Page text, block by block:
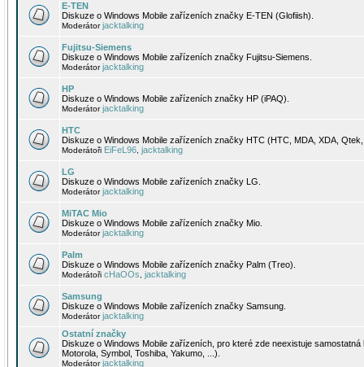
E-TEN
Diskuze o Windows Mobile zařízeních značky E-TEN (Glofiish).
Moderátorjacktalking
Fujitsu-Siemens
Diskuze o Windows Mobile zařízeních značky Fujitsu-Siemens.
Moderátorjacktalking
HP
Diskuze o Windows Mobile zařízeních značky HP (iPAQ).
Moderátorjacktalking
HTC
Diskuze o Windows Mobile zařízeních značky HTC (HTC, MDA, XDA,
Moderátoři EiFeL96 jacktalking
LG
Diskuze o Windows Mobile zařízeních značky LG.
Moderátorjacktalking
MiTAC Mio
Diskuze o Windows Mobile zařízeních značky Mio.
Moderátorjacktalking
Palm
Diskuze o Windows Mobile zařízeních značky Palm (Treo).
Moderátoři cHaOOs jacktalking
Samsung
Diskuze o Windows Mobile zařízeních značky Samsung.
Moderátorjacktalking
Ostatní značky
Diskuze o Windows Mobile zařízeních, pro které zde neexistuje
Motorola, Symbol, Toshiba, Yakumo, ...).
Moderátorjacktalking